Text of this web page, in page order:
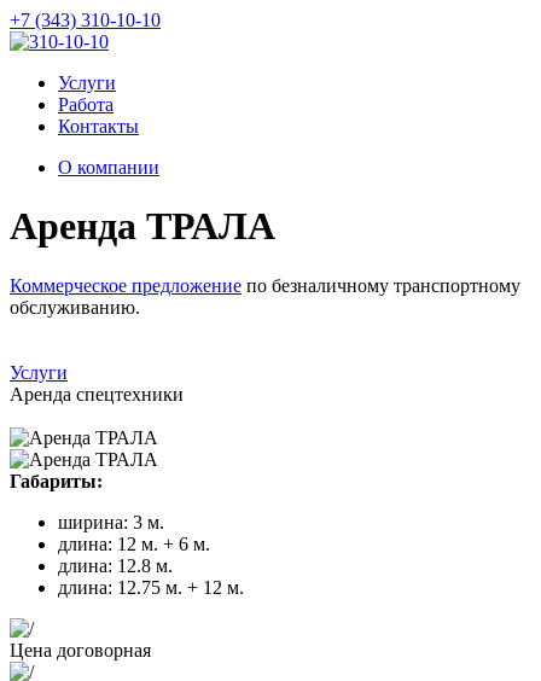
+7 (343) 310-10-10
Услуги
Работа
Контакты
О компании
Аренда ТРАЛА
Коммерческое предложение по безналичному транспортному
обслуживанию.
Услуги
Аренда спецтехники
Габариты:
ширина: 3 м.
длина: 12 м. + 6 м.
длина: 12.8 м.
длина: 12.75 м. + 12 м.
Цена договорная